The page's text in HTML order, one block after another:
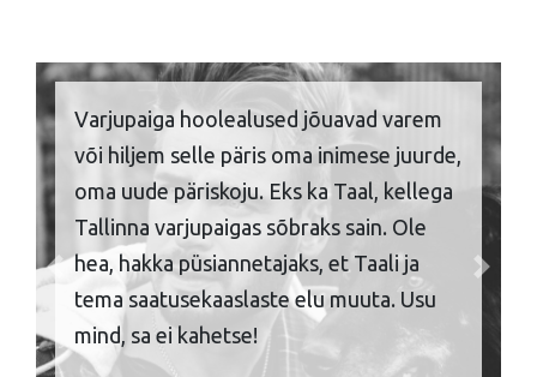
Varjupaiga hoolealused jõuavad varem
või hiljem selle päris oma inimese juurde,
oma uude päriskoju. Eks ka Taal, kellega
Tallinna varjupaigas sõbraks sain. Ole
hea, hakka püsiannetajaks, et Taali ja
tema saatusekaaslaste elu muuta. Usu
mind, sa ei kahetse!
Previous Next